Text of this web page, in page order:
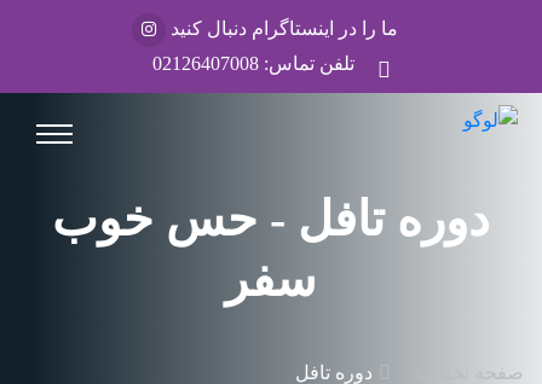
ما را در اینستاگرام دنبال کنید
تلفن تماس:02126407008
دوره تافل - حس خوب
سفر
صفحه نخست دوره تافل